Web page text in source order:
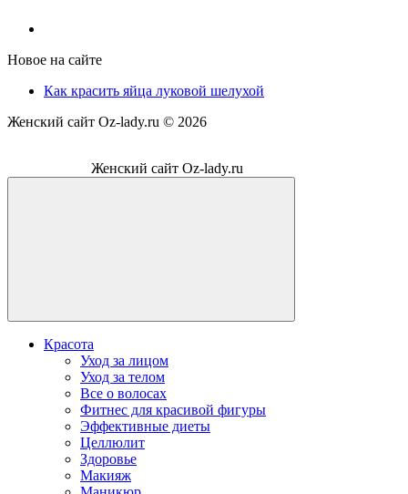
Новое на сайте
Как красить яйца луковой шелухой
Женский сайт Oz-lady.ru © 2026
Женский сайт Oz-lady.ru
Красота
Уход за лицом
Уход за телом
Все о волосах
Фитнес для красивой фигуры
Эффективные диеты
Целлюлит
Здоровье
Макияж